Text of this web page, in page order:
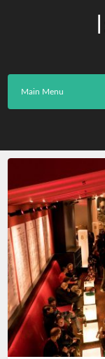
Main Menu